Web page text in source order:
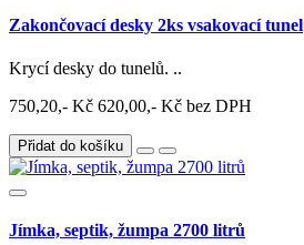
Zakončovací desky 2ks vsakovací tunel
Krycí desky do tunelů. ..
750,20,- Kč 620,00,- Kč bez DPH
Přidat do košíku
Jímka, septik, žumpa 2700 litrů